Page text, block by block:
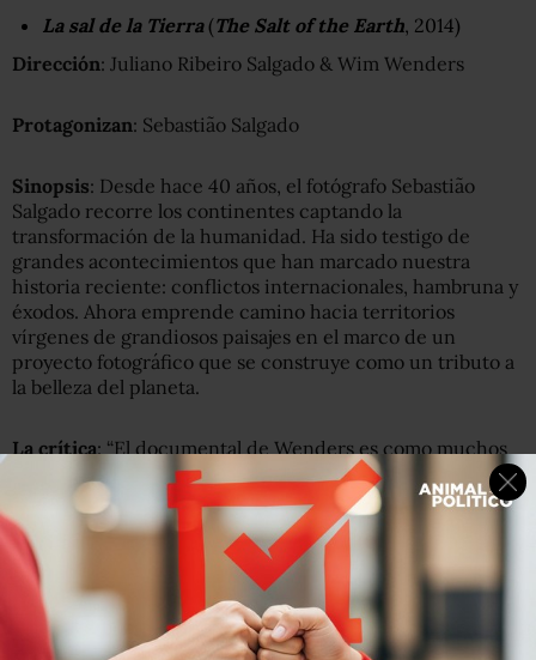
La sal de la Tierra(The Salt of the Earth , 2014)
Dirección: Juliano Ribeiro Salgado & Wim Wenders
Protagonizan: Sebastião Salgado
Sinopsis: Desde hace 40 años, el fotógrafo Sebastião
Salgado recorre los continentes captando la
transformación de la humanidad. Ha sido testigo de
grandes acontecimientos que han marcado nuestra
historia reciente: conflictos internacionales, hambruna y
éxodos. Ahora emprende camino hacia territorios
vírgenes de grandiosos paisajes en el marco de un
proyecto fotográfico que se construye como un tributo a
la belleza del planeta.
La crítica: “El documental de Wenders es como muchos
otros de su tipo, con un formidable y estimulante
contenido acompañado por un molde adherido a las
reglas de oro del género documental, en el que somos
guiados por Wenders y el hijo de Salgado,
Salgado siempre fue un hombre con una perspectiva
óptica distintiva, que se caracterizó por escribir con luz y
sombra desde sus primeros años, retratando el trabajo de
mineros brasileños y sus salomónicas crónicas en